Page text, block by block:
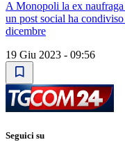
A Monopoli la ex
un post social ha
dicembre
19 Giu 2023 - 09:56
Seguici su